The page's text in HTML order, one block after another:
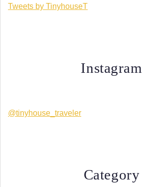
Tweets by TinyhouseT
Instagram
@tinyhouse_traveler
Category